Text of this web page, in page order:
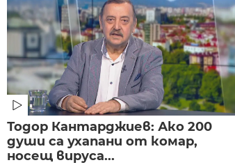
Тодор Кантарджиев: Ако 200
души са ухапани от комар,
носещ вируса...